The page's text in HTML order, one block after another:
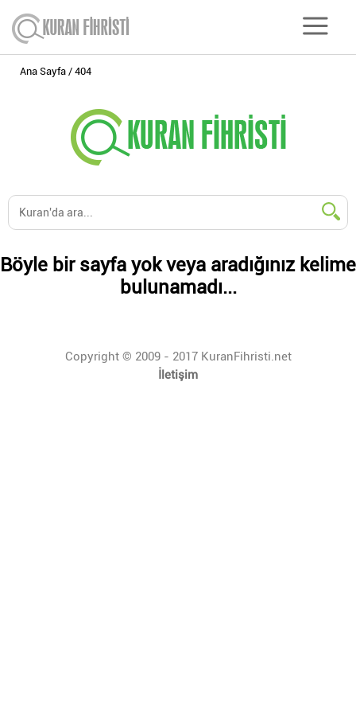
Ana Sayfa 404
Böyle bir sayfa yok veya aradığınız kelime
bulunamadı...
Copyright © 2009 - 2017 KuranFihristi.net
İletişim